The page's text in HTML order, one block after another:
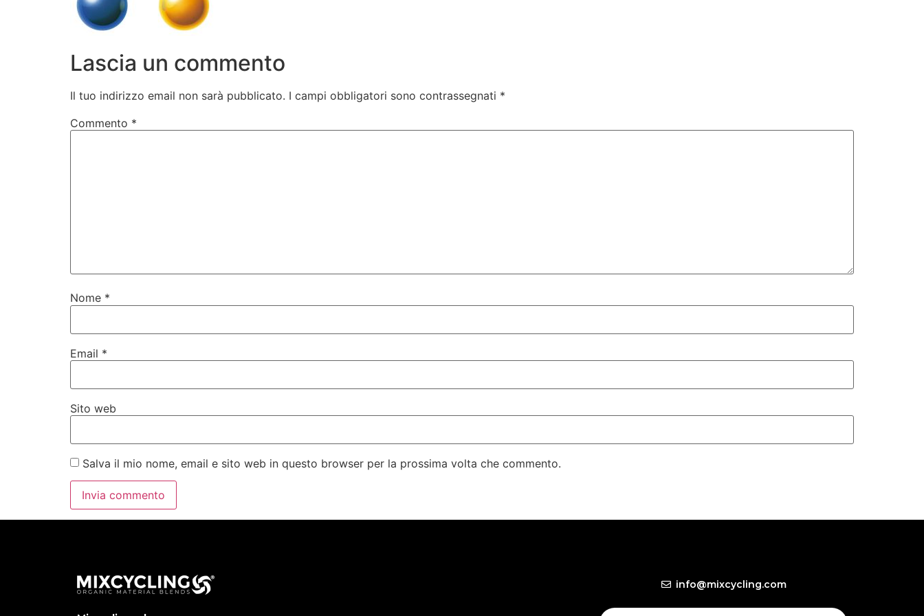
Lascia un commento
Il tuo indirizzo email non sarà pubblicato. I campi obbligatori sono contrassegnati *
Commento *
Nome *
Email *
Sito web
Salva il mio nome, email e sito web in questo browser per la prossima volta che commento.
info@mixcycling.com